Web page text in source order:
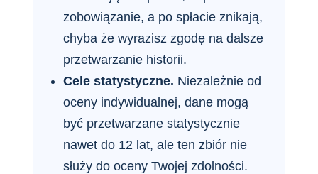
zobowiązanie, a po spłacie znikają,
chyba że wyrazisz zgodę na dalsze
przetwarzanie historii.
Cele statystyczne. Niezależnie od
oceny indywidualnej, dane mogą
być przetwarzane statystycznie
nawet do 12 lat, ale ten zbiór nie
służy do oceny Twojej zdolności.